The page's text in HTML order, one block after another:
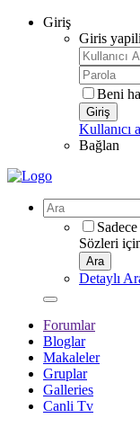
Giriş
Giris
Beni
Giriş
Kullanıcı
Bağlan
Sözleri
Ara
Detaylı
Forumlar
Bloglar
Makaleler
Gruplar
Galleries
Canli Tv